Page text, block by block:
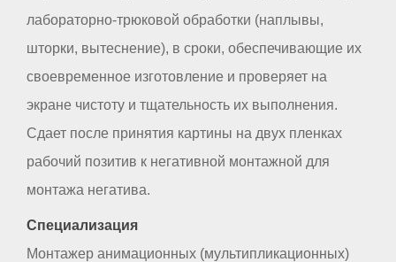
лабораторно-трюковой обработки (наплывы,
шторки, вытеснение), в сроки, обеспечивающие их
своевременное изготовление и проверяет на
экране чистоту и тщательность их выполнения.
Сдает после принятия картины на двух пленках
рабочий позитив к негативной монтажной для
монтажа негатива.
Специализация
Монтажер анимационных (мультипликационных)